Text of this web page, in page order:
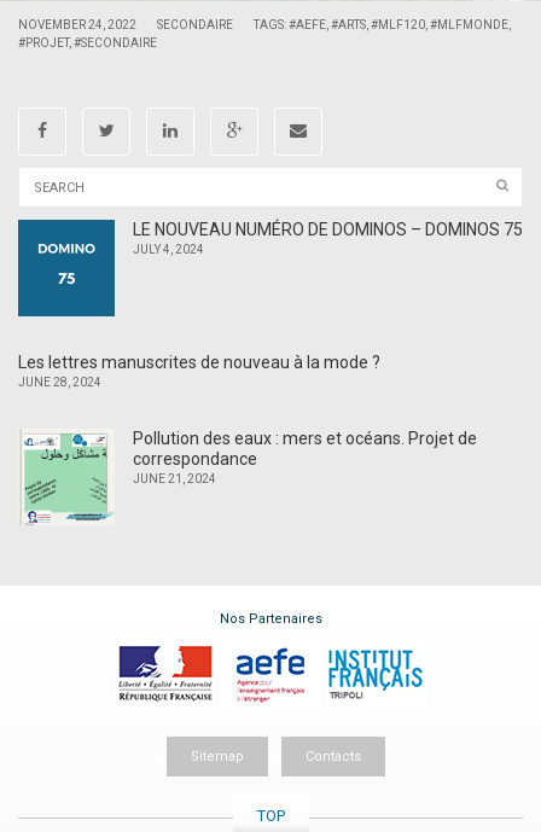
NOVEMBER 24, 2022 SECONDAIRE TAGS:#AEFE #ARTS #MLF120 #MLFMONDE
#PROJET,#SECONDAIRE
LE NOUVEAU NUMÉRO DE DOMINOS – DOMINOS 75
JULY 4, 2024
Les lettres manuscrites de nouveau à la mode ?
JUNE 28, 2024
Pollution des eaux : mers et océans. Projet de
correspondance
JUNE 21, 2024
Nos Partenaires
Sitemap Contacts
TOP